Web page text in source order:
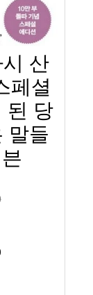
산
페셜
된 당
말들